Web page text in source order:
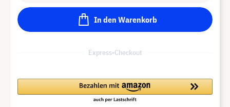
In den Warenkorb
Express-Checkout